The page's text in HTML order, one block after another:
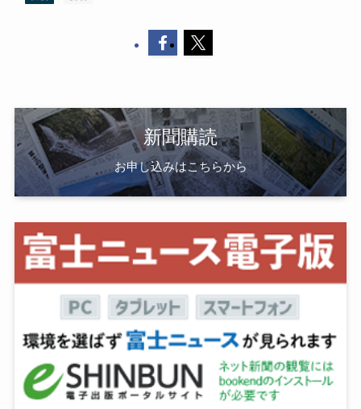
新聞購読
お申し込みはこちらから